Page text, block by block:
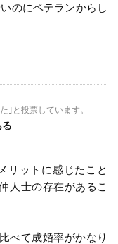
のにベテランからし
｣と投票しています。
リットに感じたこと
人士の存在があるこ
べて成婚率がかなり